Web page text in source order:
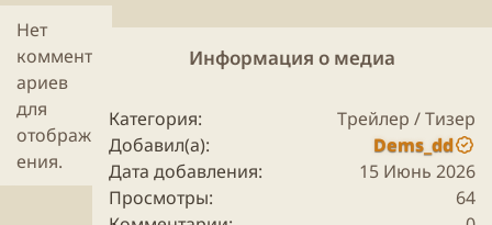
к
ц
и
:
Нет
коммент
ариев
для
отображ
ения.
Информация о медиа
Категория
Трейлер / Тизер
Добавил(а)
Dems_dd
Дата добавления
15 Июнь 2026
Просмотры
64